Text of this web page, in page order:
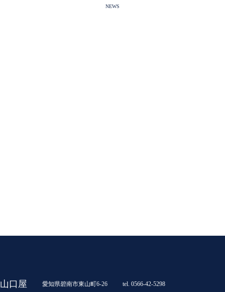
NEWS
山口屋 愛知県碧南市東山町6-26 tel. 0566-42-5298